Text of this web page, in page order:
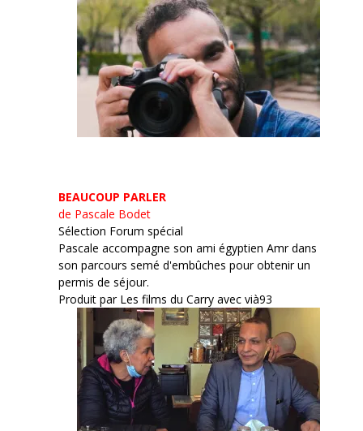
BEAUCOUP PARLER
de Pascale Bodet
Sélection Forum spécial
Pascale accompagne son ami égyptien Amr dans
son parcours semé d'embûches pour obtenir un
permis de séjour.
Produit par Les films du Carry avec vià93